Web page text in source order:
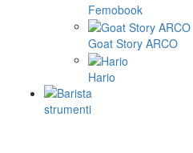
Femobook
Goat Story ARCO
Hario